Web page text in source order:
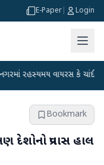
E-Paper Login
વાયરસ કે ચાંદીપુરા? 6
Bookmark
દેશોનો પ્રવાસ હાલ